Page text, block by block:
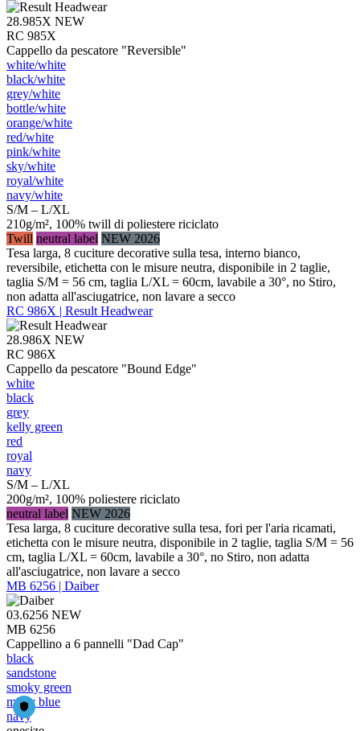
28.985X NEW
RC 985X
Cappello da pescatore "Reversible"
white/​white
black/​white
grey/​white
bottle/​white
orange/​white
red/​white
pink/​white
sky/​white
royal/​white
navy/​white
S/M – L/XL
210g/m², 100% twill di poliestere riciclato
Twill neutral label NEW 2026
Tesa larga, 8 cuciture decorative sulla tesa, interno bianco,
reversibile, etichetta con le misure neutra, disponibile in 2 taglie,
taglia S/M = 56 cm, taglia L/XL = 60cm, lavabile a 30°, no Stiro,
non adatta all'asciugatrice, non lavare a secco
RC 986X | Result Headwear
28.986X NEW
RC 986X
Cappello da pescatore "Bound Edge"
white
black
grey
kelly green
red
royal
navy
S/M – L/XL
200g/m², 100% poliestere riciclato
neutral label NEW 2026
Tesa larga, 8 cuciture decorative sulla tesa, fori per l'aria ricamati,
etichetta con le misure neutra, disponibile in 2 taglie, taglia S/M = 56
cm, taglia L/XL = 60cm, lavabile a 30°, no Stiro, non adatta
all'asciugatrice, non lavare a secco
MB 6256 | Daiber
03.6256 NEW
MB 6256
Cappellino a 6 pannelli "Dad Cap"
black
sandstone
smoky green
milky blue
navy